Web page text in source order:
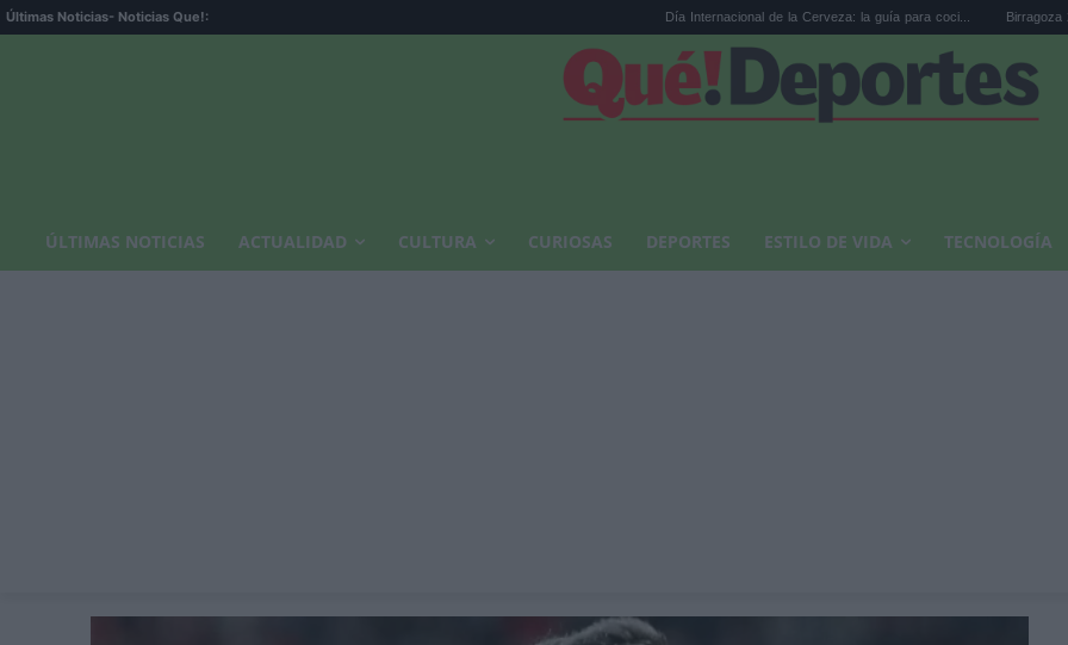
Últimas Noticias- Noticias Que!: Día Internacional de la Cerveza: la guía para coci... Birragoza 2026: el
ÚLTIMAS NOTICIAS ACTUALIDAD CULTURA CURIOSAS DEPORTES ESTILO DE VIDA TECNOLOGÍA